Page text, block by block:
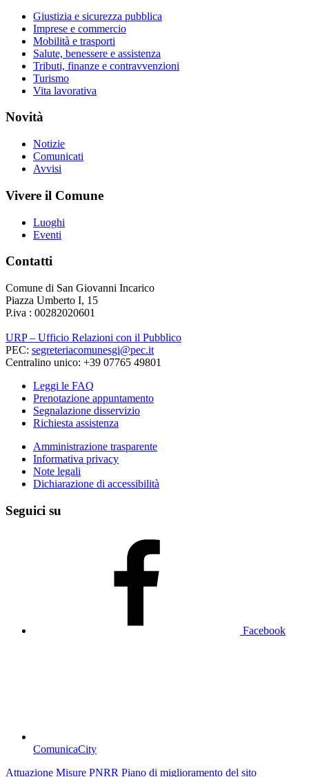
Giustizia e sicurezza pubblica
Imprese e commercio
Mobilità e trasporti
Salute, benessere e assistenza
Tributi, finanze e contravvenzioni
Turismo
Vita lavorativa
Novità
Notizie
Comunicati
Avvisi
Vivere il Comune
Luoghi
Eventi
Contatti
Comune di San Giovanni Incarico
Piazza Umberto I, 15
P.iva : 00282020601
URP – Ufficio Relazioni con il Pubblico
PEC: segreteriacomunesgi@pec.it
Centralino unico: +39 07765 49801
Leggi le FAQ
Prenotazione appuntamento
Segnalazione disservizio
Richiesta assistenza
Amministrazione trasparente
Informativa privacy
Note legali
Dichiarazione di accessibilità
Seguici su
Facebook
ComunicaCity
Attuazione Misure PNRR Piano di miglioramento del sito